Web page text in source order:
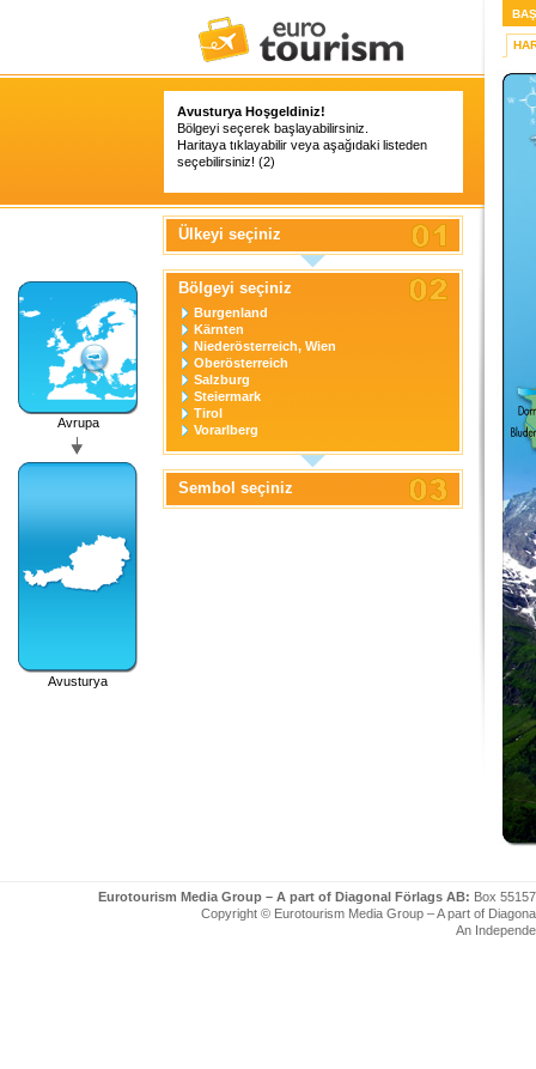
Avusturya Hoşgeldiniz!
Bölgeyi seçerek başlayabilirsiniz.
Haritaya tıklayabilir veya aşağıdaki listeden
seçebilirsiniz! (2)
Avrupa
Avusturya
Ülkeyi seçiniz
Bölgeyi seçiniz
Burgenland
Kärnten
Niederösterreich, Wien
Oberösterreich
Salzburg
Steiermark
Tirol
Vorarlberg
Sembol seçiniz
Eurotourism Media Group – A part of Diagonal Förlags AB: Box
Copyright © Eurotourism Media Group – A part of
An